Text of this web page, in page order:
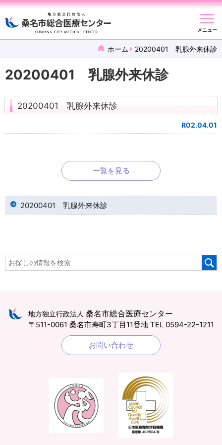
メニュー
ホーム 20200401 乳腺外来休診
20200401 乳腺外来休診
20200401 乳腺外来休診
R02.04.01
一覧を見る
20200401 乳腺外来休診
地方独立行政法人 桑名市総合医療センター
〒511-0061 桑名市寿町3丁目11番地 TEL 0594-22-1211
お問い合わせ